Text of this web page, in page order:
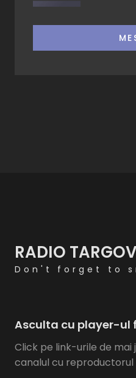
RADIO
Don't forget to
Asculta cu player-ul
Click pe link-urile de mai
canalul cu reproductorul